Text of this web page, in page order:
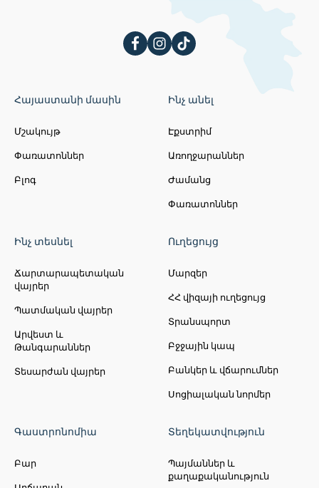
Հայաստանի մասին
Մշակույթ
Փառատոններ
Բլոգ
Ինչ անել
Էքստրիմ
Առողջարաններ
Ժամանց
Փառատոններ
Ինչ տեսնել
Ճարտարապետական
վայրեր
Պատմական վայրեր
Արվեստ և
Թանգարաններ
Տեսարժան վայրեր
Ուղեցույց
Մարզեր
ՀՀ վիզայի ուղեցույց
Տրանսպորտ
Բջջային կապ
Բանկեր և վճարումներ
Սոցիալական նորմեր
Գաստրոնոմիա
Բար
Տեղեկատվություն
Պայմաններ և
քաղաքականություն